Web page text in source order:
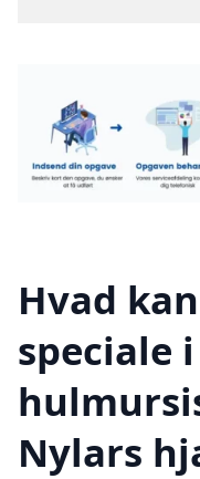
Hvad
speciale i
Nylars